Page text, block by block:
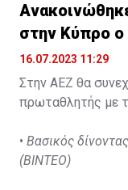
στην Κύπρο ο
16.07.2023 11:29
Στην ΑΕΖ θα
πρωταθλητής με
• Βασικός
(ΒΙΝΤΕΟ)